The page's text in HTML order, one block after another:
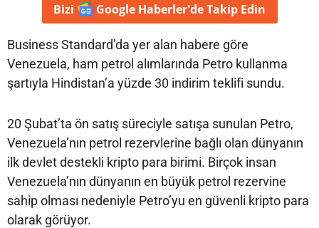
Bizi Google Haberler'deTakip Edin
Business Standard’da yer alan habere göre
Venezuela, ham petrol alımlarında Petro kullanma
şartıyla Hindistan’a yüzde 30 indirim teklifi sundu.
20 Şubat’ta ön satış süreciyle satışa sunulan Petro,
Venezuela’nın petrol rezervlerine bağlı olan dünyanın
ilk devlet destekli kripto para birimi. Birçok insan
Venezuela’nın dünyanın en büyük petrol rezervine
sahip olması nedeniyle Petro’yu en güvenli kripto para
olarak görüyor.